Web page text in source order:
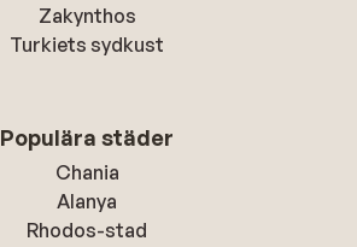
Zakynthos
Turkiets sydkust
Populära städer
Chania
Alanya
Rhodos-stad